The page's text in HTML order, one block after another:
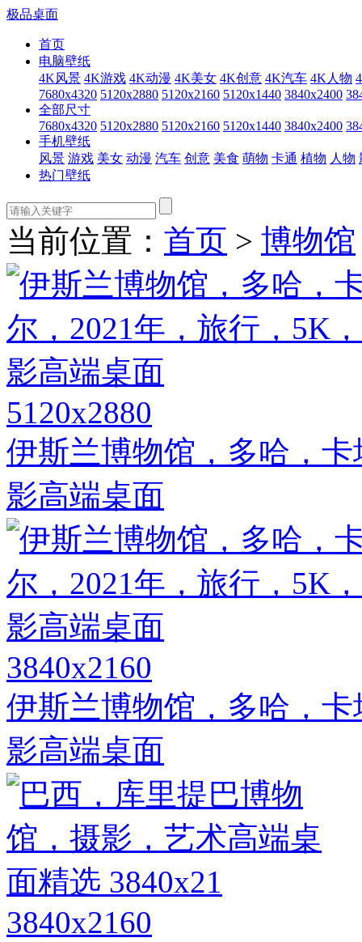
极品桌面
首页
电脑壁纸
4K风景 4K游戏 4K动漫 4K美女 4K创意 4K汽车 4K人物
7680x4320 5120x2880 5120x2160 5120x1440 3840x2400
全部尺寸
7680x4320 5120x2880 5120x2160 5120x1440 3840x2400
手机壁纸
风景 游戏 美女 动漫 汽车 创意 美食 萌物 卡通 植物 人物
热门壁纸
当前位置： 首页 > 博物馆
5120x2880
伊斯兰博物馆，多哈，
影高端桌面
3840x2160
伊斯兰博物馆，多哈，
影高端桌面
3840x2160